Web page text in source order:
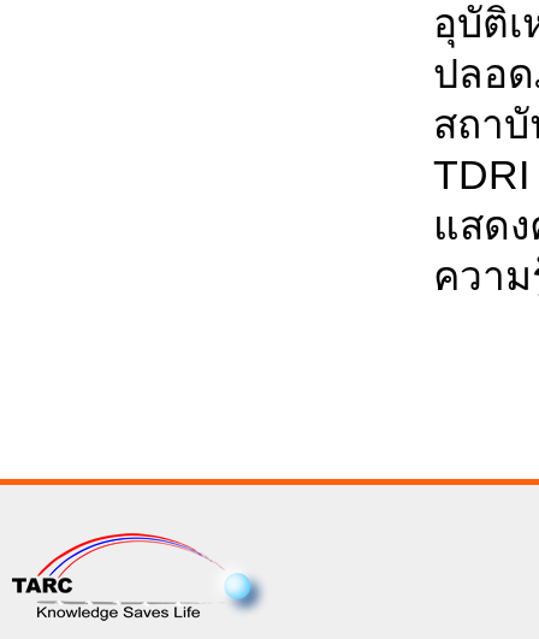
อุบัติ
ปลอ
สถา
แสด
ควา